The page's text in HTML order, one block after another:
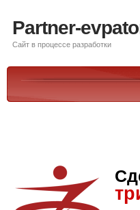
Partner-
Сайт в процессе разработки